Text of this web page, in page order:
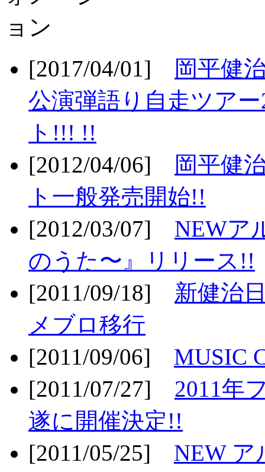
[2017/04/01]
岡平健
公演弾語り自走ツア
ト!!! !!
[2012/04/06]
岡平健
ト一般発売開始!!
[2012/03/07] NEWア
のうた〜』リリース!!
[2011/09/18] 新健治
メブロ移行
[2011/09/06] MUSIC
[2011/07/27] 2011年
遂に開催決定!!
[2011/05/25] NEW